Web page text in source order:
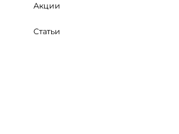
Акции
Статьи